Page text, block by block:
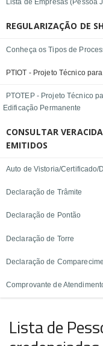
Lista de Empresas (Pessoa
REGULARIZAÇÃO DE
Conheça os Tipos de
PTIOT - Projeto Técnico
PTOTEP - Projeto Técnico
Edificação Permanente
CONSULTAR
EMITIDOS
Auto de Vistoria/Certificado/
Declaração de Trâmite
Declaração de Pontão
Declaração de Torre
Declaração de
Comprovante de
Lista de